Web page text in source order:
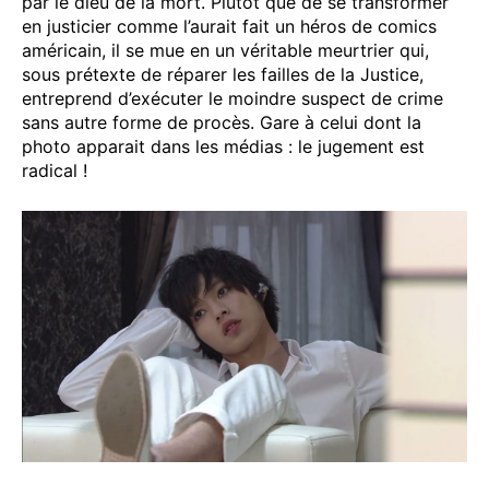
en justicier comme l’aurait fait un héros de comics
américain, il se mue en un véritable meurtrier qui,
sous prétexte de réparer les failles de la Justice,
entreprend d’exécuter le moindre suspect de crime
sans autre forme de procès. Gare à celui dont la
photo apparait dans les médias : le jugement est
radical !